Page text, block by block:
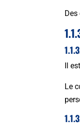
Des
Il
Le